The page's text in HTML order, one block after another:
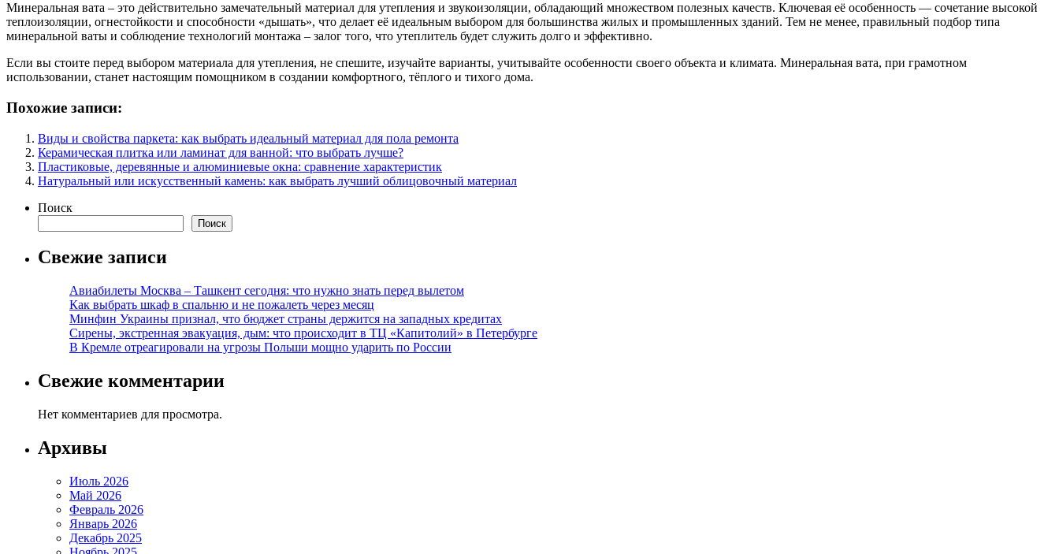
Минеральная вата – это действительно замечательный материал для утепления и звукоизоляции, обладающий множеством полезных качеств. Ключевая её особенность — сочетание высокой
теплоизоляции, огнестойкости и способности «дышать», что делает её идеальным выбором для большинства жилых и промышленных зданий. Тем не менее, правильный подбор типа
минеральной ваты и соблюдение технологий монтажа – залог того, что утеплитель будет служить долго и эффективно.
Если вы стоите перед выбором материала для утепления, не спешите, изучайте варианты, учитывайте особенности своего объекта и климата. Минеральная вата, при грамотном
использовании, станет настоящим помощником в создании комфортного, тёплого и тихого дома.
Похожие записи:
Виды и свойства паркета: как выбрать идеальный материал для пола ремонта
Керамическая плитка или ламинат для ванной: что выбрать лучше?
Пластиковые, деревянные и алюминиевые окна: сравнение характеристик
Натуральный или искусственный камень: как выбрать лучший облицовочный материал
Поиск
Поиск
Свежие записи
Авиабилеты Москва – Ташкент сегодня: что нужно знать перед вылетом
Как выбрать шкаф в спальню и не пожалеть через месяц
Минфин Украины признал, что бюджет страны держится на западных кредитах
Сирены, экстренная эвакуация, дым: что происходит в ТЦ «Капитолий» в Петербурге
В Кремле отреагировали на угрозы Польши мощно ударить по России
Свежие комментарии
Нет комментариев для просмотра.
Архивы
Июль 2026
Май 2026
Февраль 2026
Январь 2026
Декабрь 2025